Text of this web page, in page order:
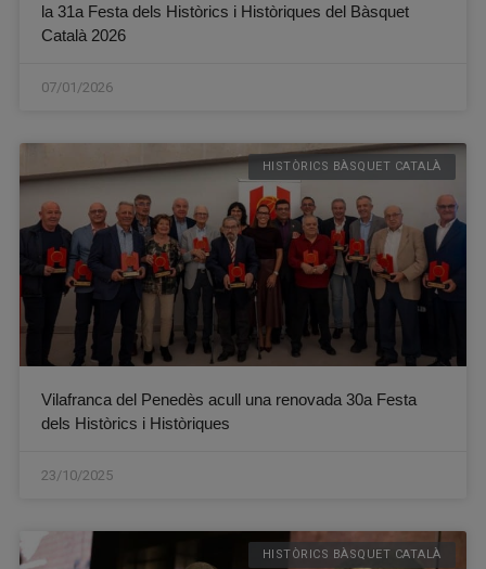
la 31a Festa dels Històrics i Històriques del Bàsquet
Català 2026
07/01/2026
HISTÒRICS BÀSQUET CATALÀ
Vilafranca del Penedès acull una renovada 30a Festa
dels Històrics i Històriques
23/10/2025
HISTÒRICS BÀSQUET CATALÀ